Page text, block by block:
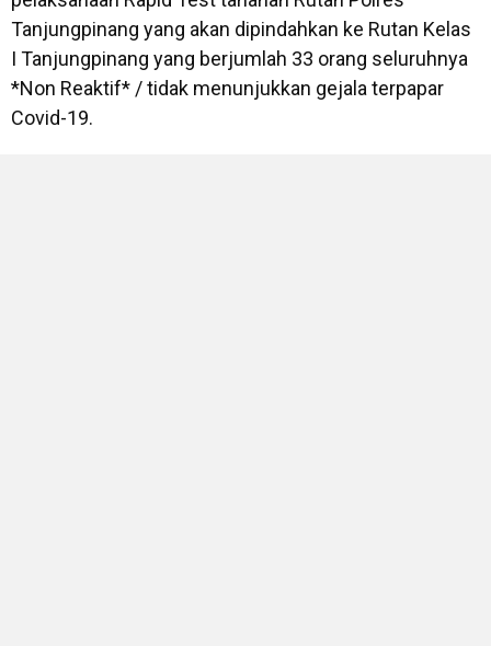
Tanjungpinang yang akan dipindahkan ke Rutan Kelas
I Tanjungpinang yang berjumlah 33 orang seluruhnya
*Non Reaktif* / tidak menunjukkan gejala terpapar
Covid-19.